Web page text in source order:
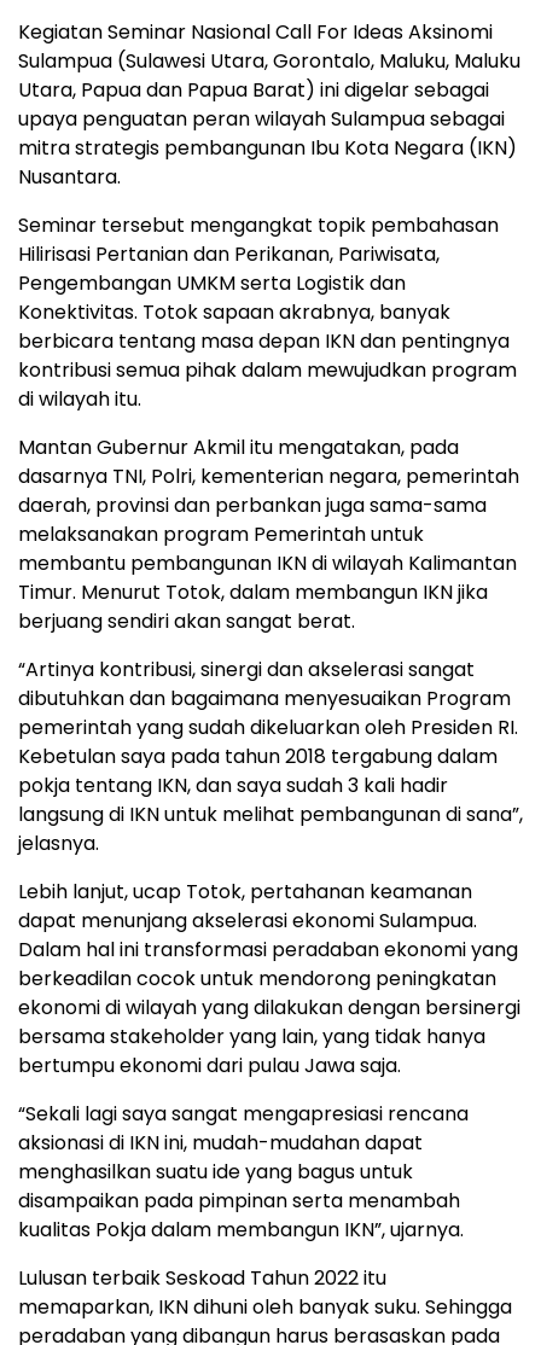
Kegiatan Seminar Nasional Call For Ideas Aksinomi
Sulampua (Sulawesi Utara, Gorontalo, Maluku, Maluku
Utara, Papua dan Papua Barat) ini digelar sebagai
upaya penguatan peran wilayah Sulampua sebagai
mitra strategis pembangunan Ibu Kota Negara (IKN)
Nusantara.
Seminar tersebut mengangkat topik pembahasan
Hilirisasi Pertanian dan Perikanan, Pariwisata,
Pengembangan UMKM serta Logistik dan
Konektivitas. Totok sapaan akrabnya, banyak
berbicara tentang masa depan IKN dan pentingnya
kontribusi semua pihak dalam mewujudkan program
di wilayah itu.
Mantan Gubernur Akmil itu mengatakan, pada
dasarnya TNI, Polri, kementerian negara, pemerintah
daerah, provinsi dan perbankan juga sama-sama
melaksanakan program Pemerintah untuk
membantu pembangunan IKN di wilayah Kalimantan
Timur. Menurut Totok, dalam membangun IKN jika
berjuang sendiri akan sangat berat.
“Artinya kontribusi, sinergi dan akselerasi sangat
dibutuhkan dan bagaimana menyesuaikan Program
pemerintah yang sudah dikeluarkan oleh Presiden RI.
Kebetulan saya pada tahun 2018 tergabung dalam
pokja tentang IKN, dan saya sudah 3 kali hadir
langsung di IKN untuk melihat pembangunan di sana”,
jelasnya.
Lebih lanjut, ucap Totok, pertahanan keamanan
dapat menunjang akselerasi ekonomi Sulampua.
Dalam hal ini transformasi peradaban ekonomi yang
berkeadilan cocok untuk mendorong peningkatan
ekonomi di wilayah yang dilakukan dengan bersinergi
bersama stakeholder yang lain, yang tidak hanya
bertumpu ekonomi dari pulau Jawa saja.
“Sekali lagi saya sangat mengapresiasi rencana
aksionasi di IKN ini, mudah-mudahan dapat
menghasilkan suatu ide yang bagus untuk
disampaikan pada pimpinan serta menambah
kualitas Pokja dalam membangun IKN”, ujarnya.
Lulusan terbaik Seskoad Tahun 2022 itu
memaparkan, IKN dihuni oleh banyak suku. Sehingga
peradaban yang dibangun harus berasaskan pada